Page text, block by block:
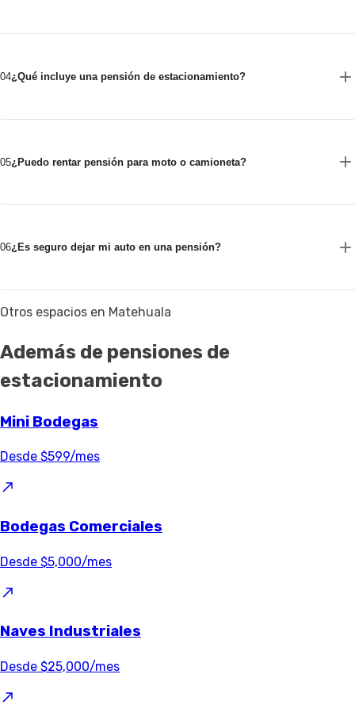
04¿Qué incluye una pensión de estacionamiento?
05¿Puedo rentar pensión para moto o camioneta?
06¿Es seguro dejar mi auto en una pensión?
Otros espacios en Matehuala
Además de pensiones de
estacionamiento
Mini Bodegas
Desde $599/mes
Bodegas Comerciales
Desde $5,000/mes
Naves Industriales
Desde $25,000/mes